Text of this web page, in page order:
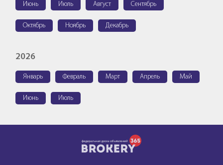
Июнь Июль Август Сентябрь
Октябрь Ноябрь Декабрь
2026
Январь Февраль Март Апрель Май
Июнь Июль